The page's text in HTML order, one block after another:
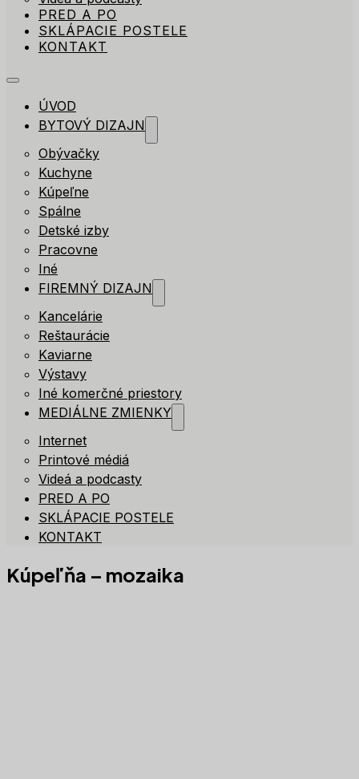
PRED A PO
SKLÁPACIE POSTELE
KONTAKT
ÚVOD
BYTOVÝ DIZAJN
Obývačky
Kuchyne
Kúpeľne
Spálne
Detské izby
Pracovne
Iné
FIREMNÝ DIZAJN
Kancelárie
Reštaurácie
Kaviarne
Výstavy
Iné komerčné priestory
MEDIÁLNE ZMIENKY
Internet
Printové médiá
Videá a podcasty
PRED A PO
SKLÁPACIE POSTELE
KONTAKT
Kúpeľňa – mozaika